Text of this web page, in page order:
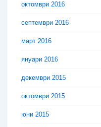
октомври 2016
септември 2016
март 2016
януари 2016
декември 2015
октомври 2015
юни 2015